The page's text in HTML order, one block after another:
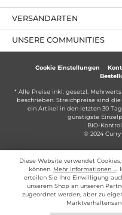
UNSERE COMMUNITIES
VERSANDARTEN
Cookie Einstellungen
* Alle Preise inkl. gesetzl.
beschrieben. Streichpreise sind
ein Artikel in den letzten 30
günstigste
BIO-
© 2024
Diese Website verwendet
können. Mehr Informationen ...
erteilen Sie Ihre Einwilligung
unserem Shop an unseren
zugeordnet werden, aber zu